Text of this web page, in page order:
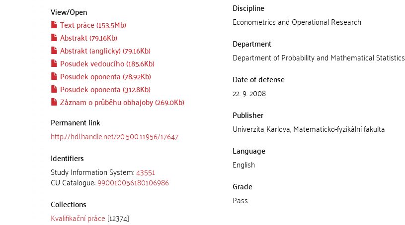
View/Open
Text práce (153.5Mb)
Abstrakt (79.16Kb)
Abstrakt (anglicky) (79.16Kb)
Posudek vedoucího (185.6Kb)
Posudek oponenta (78.92Kb)
Posudek oponenta (312.8Kb)
Záznam o průběhu obhajoby (269.0Kb)
Permanent link
http://hdl.handle.net/20.500.11956/17647
Identifiers
Study Information System:43551
CU Catalogue:990010056180106986
Collections
Kvalifikační práce [12374]
Discipline
Econometrics and Operational Research
Department
Department of Probability and Mathematical Statistics
Date of defense
22. 9. 2008
Publisher
Univerzita Karlova, Matematicko-fyzikální fakulta
Language
English
Grade
Pass